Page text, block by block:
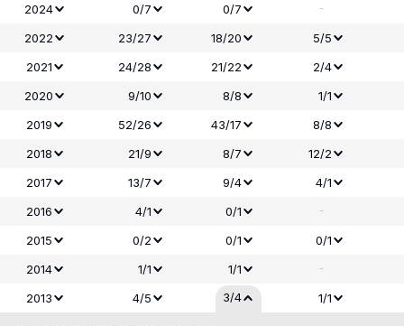
2024 0/7 0/7 -
2022 23/27 18/20
5/5
2021
24/28 21/22
2/4
2020
9/10 8/8
1/1
2019
52/26 43/17
8/8
2018
21/9 8/7
12/2
2017
13/7 9/4
4/1
2016
4/1 0/1 -
2015 0/2 0/1
0/1
2014
1/1 1/1 -
2013 4/5 3/4 1/1